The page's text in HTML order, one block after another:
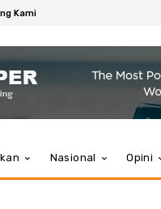
Kami
Nasional Opini